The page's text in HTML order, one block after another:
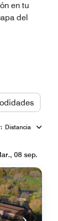
en tu
del
: Distancia
08 sep.